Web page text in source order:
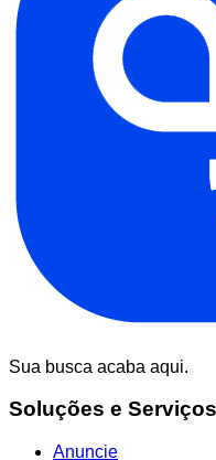
Sua busca acaba aqui.
Soluções e Serviços
Anuncie